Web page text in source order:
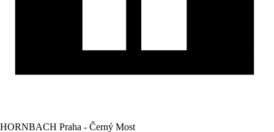
HORNBACH Praha - Černý Most